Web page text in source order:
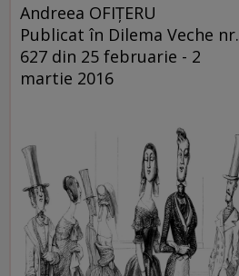
Andreea OFIŢERU
Publicat în Dilema Veche nr.
627 din 25 februarie - 2
martie 2016